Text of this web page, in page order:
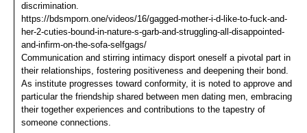
discrimination.
https://bdsmporn.one/videos/16/gagged-mother-i-d-like-to-fuck-and-
her-2-cuties-bound-in-nature-s-garb-and-struggling-all-disappointed-
and-infirm-on-the-sofa-selfgags/
Communication and stirring intimacy disport oneself a pivotal part in
their relationships, fostering positiveness and deepening their bond.
As institute progresses toward conformity, it is noted to approve and
particular the friendship shared between men dating men, embracing
their together experiences and contributions to the tapestry of
someone connections.